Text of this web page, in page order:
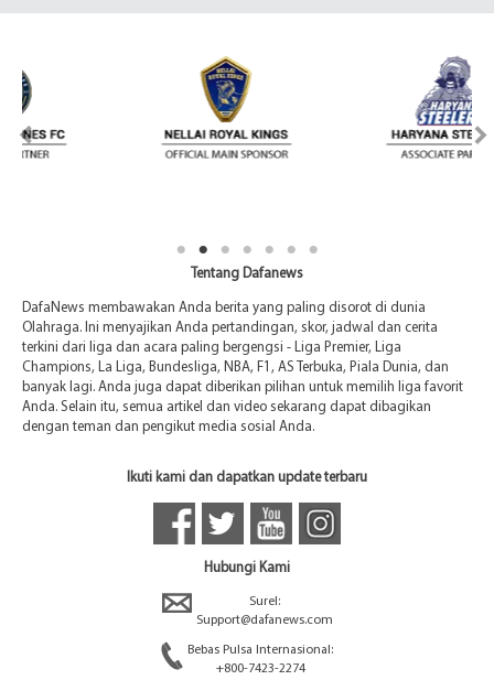
Tentang Dafanews
DafaNews membawakan Anda berita yang paling disorot di dunia
Olahraga. Ini menyajikan Anda pertandingan, skor, jadwal dan cerita
terkini dari liga dan acara paling bergengsi - Liga Premier, Liga
Champions, La Liga, Bundesliga, NBA, F1, AS Terbuka, Piala Dunia, dan
banyak lagi. Anda juga dapat diberikan pilihan untuk memilih liga favorit
Anda. Selain itu, semua artikel dan video sekarang dapat dibagikan
dengan teman dan pengikut media sosial Anda.
Ikuti kami dan dapatkan update terbaru
Hubungi Kami
Surel:
Support@dafanews.com
Bebas Pulsa Internasional:
+800-7423-2274